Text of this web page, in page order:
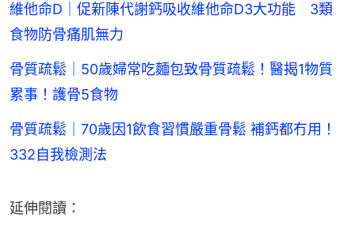
維他命D｜促新陳代謝鈣吸收維他命D3大功能 3類
食物防骨痛肌無力
骨質疏鬆｜50歲婦常吃麵包致骨質疏鬆！醫揭1物質
累事！護骨5食物
骨質疏鬆｜70歲因1飲食習慣嚴重骨鬆 補鈣都冇用！
332自我檢測法
延伸閱讀：